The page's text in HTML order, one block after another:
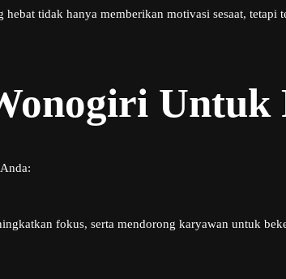
hebat tidak hanya memberikan motivasi sesaat,
Untuk
fokus, serta mendorong karyawan untuk